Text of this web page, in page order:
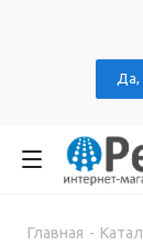
Да,
Главная -